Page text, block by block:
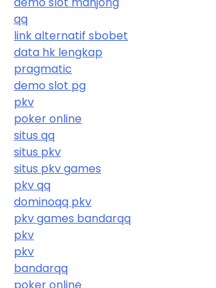
qq
link alternatif sbobet
data hk lengkap
pragmatic
demo slot pg
pkv
poker online
situs qq
situs pkv
situs pkv games
pkv qq
dominoqq pkv
pkv games bandarqq
pkv
pkv
bandarqq
poker online